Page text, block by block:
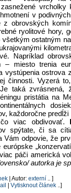
vrcholky
v
z obrovských
ryolitové hory,
všetkým ostatným
Napríklad
– miesto trenia
vystúpenia ostrova
činnosti. Vyzerá
taká zvrásnená,
pristátia na
každoročne
viac obdivovať.
spýtate, či sa
Vám odpovie, že
európske
páči americká
autorka je
| Autor: externí .. ]
| Vytisknout článek ..]